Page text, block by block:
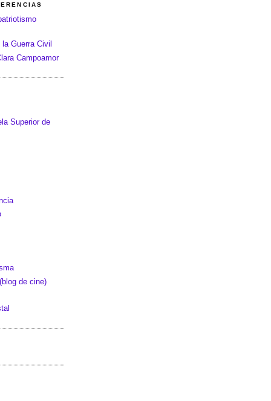
Guerra Civil
Campoamor
Superior de
de cine)